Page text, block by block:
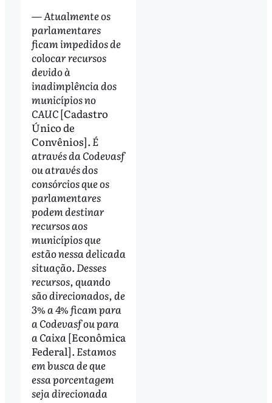
— Atualmente os
parlamentares
ficam impedidos de
colocar recursos
devido à
inadimplência dos
municípios no
CAUC[Cadastro
Único de
Convênios]. É
através da Codevasf
ou através dos
consórcios que os
parlamentares
podem destinar
recursos aos
municípios que
estão nessa delicada
situação. Desses
recursos, quando
são direcionados, de
3% a 4% ficam para
a Codevasf ou para
a Caixa[Econômica
Federal]. Estamos
em busca de que
essa porcentagem
seja direcionada